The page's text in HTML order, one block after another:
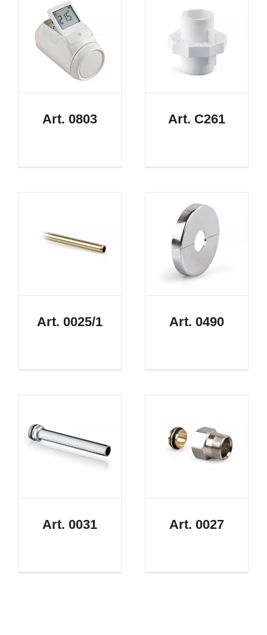
Art. 0803 Art. C261
Art. 0025/1 Art. 0490
Art. 0031 Art. 0027